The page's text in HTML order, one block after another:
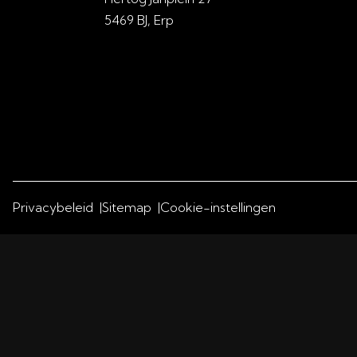
5469 BJ, Erp
Privacybeleid Sitemap Cookie-instellingen